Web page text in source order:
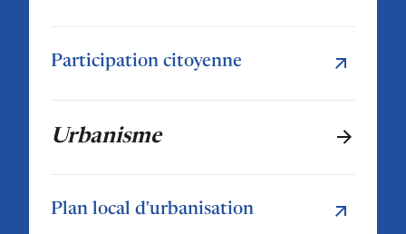
Participation citoyenne
Urbanisme
Plan local d'urbanisation